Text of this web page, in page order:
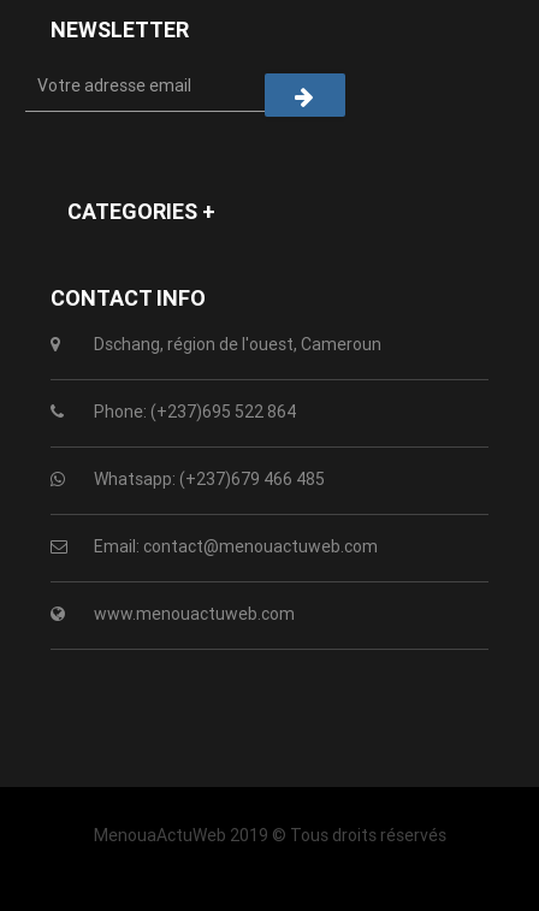
NEWSLETTER
CATEGORIES +
CONTACT INFO
Dschang, région de l'ouest, Cameroun
Phone: (+237)695 522 864
Whatsapp: (+237)679 466 485
Email: contact@menouactuweb.com
www.menouactuweb.com
MenouaActuWeb 2019 © Tous droits réservés